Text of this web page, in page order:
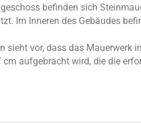
befinden sich
Im Inneren des Gebäudes
sieht vor, dass das
aufgebracht wird, die die